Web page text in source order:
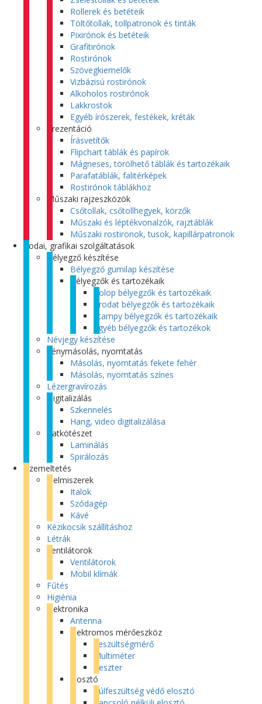
Rollerek és betéteik
Töltőtollak, tollpatronok és tinták
Pixirónok és betéteik
Grafitirónok
Rostirónok
Szövegkiemelők
Vizbázisú rostirónok
Alkoholos rostirónok
Lakkrostok
Egyéb írószerek, festékek, kréták
Prezentáció
Írásvetítők
Flipchart táblák és papírok
Mágneses, törölhető táblák és tartozékaik
Parafatáblák, falitérképek
Rostirónok táblákhoz
Műszaki rajzeszközök
Csőtollak, csőtollhegyek, körzők
Műszaki és léptékvonalzók, rajztáblák
Műszaki rostironok, tusok, kapillárpatronok
Irodai, grafikai szolgáltatások
Bélyegző készítése
Bélyegző gumilap készítése
Bélyegzők és tartozékaik
Colop bélyegzők és tartozékaik
Trodat bélyegzők és tartozékaik
Stampy bélyegzők és tartozékaik
Egyéb bélyegzők és tartozékok
Névjegy készítése
Fénymásolás, nyomtatás
Másolás, nyomtatás fekete fehér
Másolás, nyomtatás színes
Lézergravírozás
Digitalizálás
Szkennelés
Hang, video digitalizálása
Iratkötészet
Laminálás
Spirálozás
Üzemeltetés
Élelmiszerek
Italok
Szódagép
Kávé
Kézikocsik szállításhoz
Létrák
Ventilátorok
Ventilátorok
Mobil klímák
Fűtés
Higiénia
Elektronika
Antenna
Elektromos mérőeszköz
Feszültségmérő
Multiméter
Teszter
Elosztó
Túlfeszültség védő elosztó